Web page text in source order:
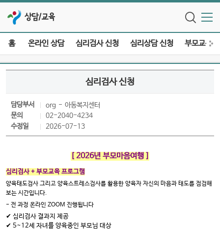
상담/교육
홈 온라인 상담 심리검사 신청 심리상담 신청 부모교육
심리검사 신청
담당부서 org
아동복지센터
문의
02-2040-4234
수정일
2026-07-13
[ 2026년 부모마음여행 ]
심리검사 + 부모교육 프로그램
양육태도검사 그리고 양육스트레스검사를 활용한 양육자 자신의 마음과 태도를 점검해
보는 시간입니다.
- 전 과정 온라인 ZOOM 진행됩니다
✔ 심리검사 결과지 제공
✔ 5~12세 자녀를 양육중인 부모님 대상